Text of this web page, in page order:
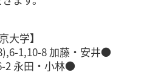
大学】
1,10-8 加藤・安井●
2 永田・小林●